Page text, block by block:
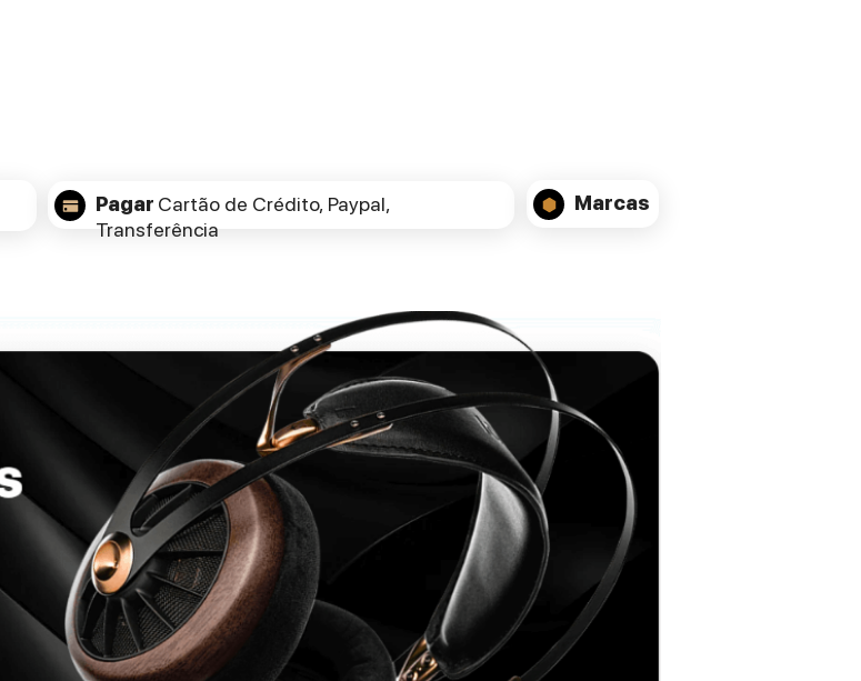
TPCD; Woofers: 180mm (1) Textreme
20kHz
Frequency Response (-10dB): 36 - 37kHz
Typical in room bass extension: 30Hz
Dimensions (HxWxD) without stand: 420 x
240 x 185mm Weight: 11.0 kg
Recommended Amplifier Power: 50 -
300W RMS SPL capability (100-20kHz):
111dB peak <2% - 2nd, 3rd Harmonics
Certification: THX Dominu
Pagar Cartão de Crédito, Paypal,
Transferência
Marcas